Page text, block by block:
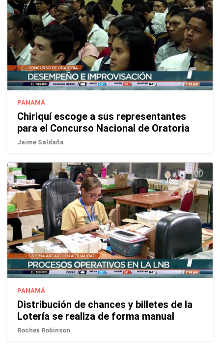
PANAMÁ
Chiriquí escoge a sus representantes
para el Concurso Nacional de Oratoria
Jaime Saldaña
PANAMÁ
Distribución de chances y billetes de la
Lotería se realiza de forma manual
Rochex Robinson